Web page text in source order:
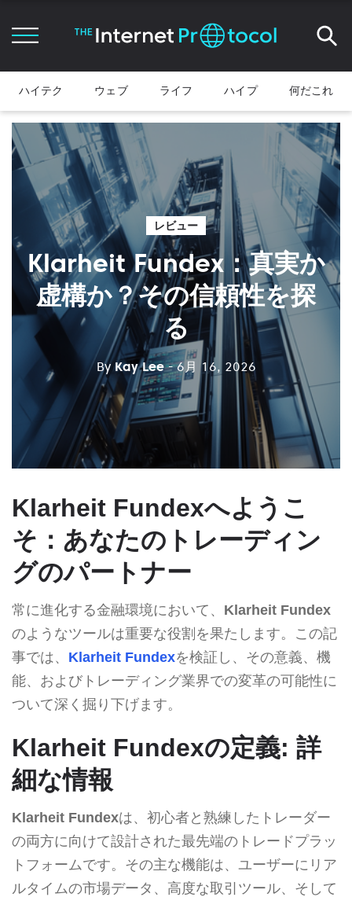
ハイテク ウェブ ライフ ハイプ 何だこれ
レビュー
Klarheit Fundex：真実か
虚構か？その信頼性を探
る
ByKay Lee - 6月 16, 2026
Klarheit Fundexへようこ
そ：あなたのトレーディン
グのパートナー
常に進化する金融環境において、 Klarheit Fundex
のようなツールは重要な役割を果たします。この記
事では、 Klarheit Fundexを検証し、その意義、機
能、およびトレーディング業界での変革の可能性に
ついて深く掘り下げます。
Klarheit Fundexの定義: 詳
細な情報
Klarheit Fundexは、初心者と熟練したトレーダー
の両方に向けて設計された最先端のトレードプラッ
トフォームです。その主な機能は、ユーザーにリア
ルタイムの市場データ、高度な取引ツール、そして